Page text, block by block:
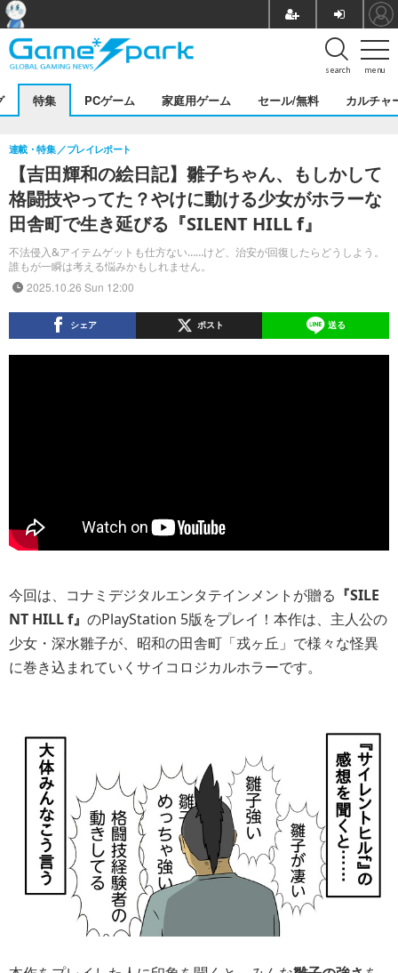
menu
search
特集 PCゲーム 家庭用ゲーム セール/無料 カルチャ
【吉田輝和の絵日記】雛子ちゃん、もしかして
格闘技やってた？やけに動ける少女がホラーな
田舎町で生き延びる『SILENT HILL f』
不法侵入&アイテムゲットも仕方ない……けど、治安が回復したらどうしよう。
誰もが一瞬は考える悩みかもしれません。
連載・特集 プレイレポート
2025.10.26 Sun 12:00
シェア ポスト 送る
今回は、コナミデジタルエンタテインメントが贈る 『SILE
NT HILL f』 のPlayStation 5版をプレイ！本作は、主人公の
少女・深水雛子が、昭和の田舎町「戎ヶ丘」で様々な怪異
に巻き込まれていくサイコロジカルホラーです。